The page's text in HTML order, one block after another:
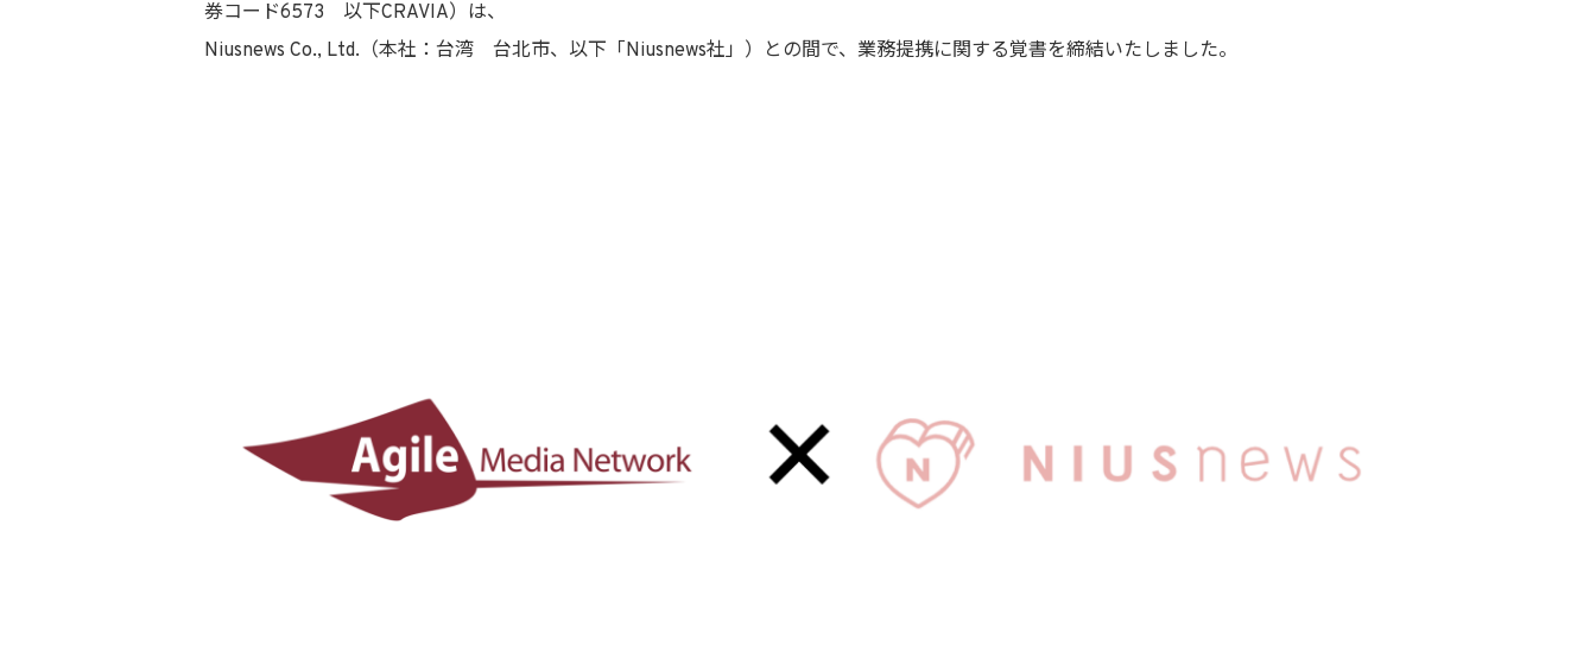
券コード6573 以下CRAVIA）は、
Niusnews Co., Ltd.（本社：台湾 台北市、以下「Niusnews社」）との間で、業務提携に関する覚書を締結いたしました。